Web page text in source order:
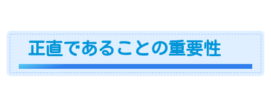
正直であることの重要性